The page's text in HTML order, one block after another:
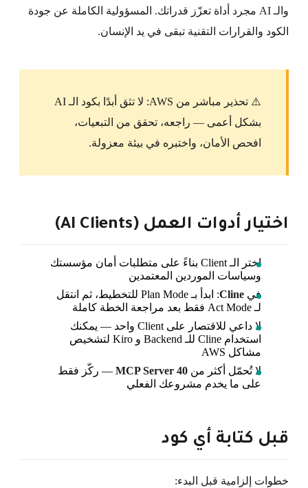
والـ AI مجرد أداة تعزّز قدراتك. المسؤولية الكاملة عن جودة
الكود والقرارات التقنية تبقى في يد الإنسان.
⚠️ تحذير مباشر من AWS: لا تثق أبدًا بكود الـ AI
بشكل أعمى — راجعه، تحقق من التبعيات،
افحص الأمان، واختبره في بيئة معزولة.
اختيار أدوات العمل (AI Clients)
اختر الـ Client بناءً على متطلبات أمان مؤسستك
وسياسات الموردين المعتمدين
في Cline
: ابدأ بـ Plan Mode للتخطيط، ثم انتقل
لـ Act Mode فقط بعد مراجعة الخطة كاملة
لا داعي للاقتصار على Client واحد — يمكنك
استخدام Cline للـ Backend و Kiro لتشخيص
مشاكل AWS
لا تُحمّل أكثر من 40 MCP Server
— ركّز فقط
على ما يخدم مشروعك الفعلي
قبل كتابة أي كود
خطوات إلزامية قبل البدء: